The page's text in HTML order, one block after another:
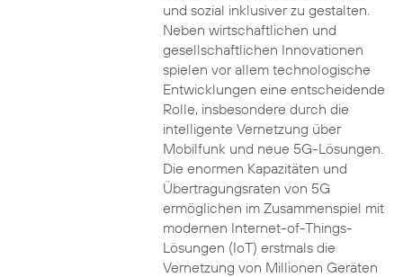
und sozial inklusiver zu gestalten.
Neben wirtschaftlichen und
gesellschaftlichen Innovationen
spielen vor allem technologische
Entwicklungen eine entscheidende
Rolle, insbesondere durch die
intelligente Vernetzung über
Mobilfunk und neue 5G-Lösungen.
Die enormen Kapazitäten und
Übertragungsraten von 5G
ermöglichen im Zusammenspiel mit
modernen Internet-of-Things-
Lösungen (IoT) erstmals die
Vernetzung von Millionen Geräten